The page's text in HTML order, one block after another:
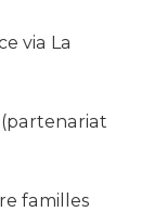
via La
familles